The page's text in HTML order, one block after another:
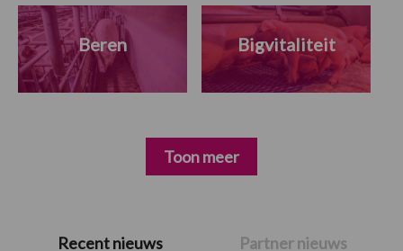
PrimaireRecent nieuws Partner nieuws
Beren Bigvitaliteit
Toon meer